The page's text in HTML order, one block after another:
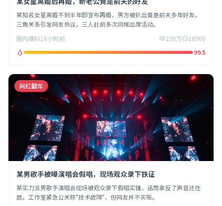
某知名女星离婚不到半年即宣布再婚，男方被扒出竟是前夫多年好友。
三角关系引发网友热议，三人此前多次同框出席活动。
圈内爆料18小时前 230万
18900
99.5
网红翻车
某男歌手被曝演唱会假唱，现场观众录下铁证
某实力派男歌手演唱会现场被观众录下假唱实锤，话筒拿反了声音还在
放。工作室紧急公关称"技术故障"，但网友并不买账。